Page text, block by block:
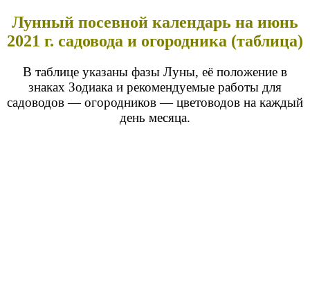
Лунный посевной календарь на июнь
2021 г. садовода и огородника (таблица)
В таблице указаны фазы Луны, её положение в
знаках Зодиака и рекомендуемые работы для
садоводов — огородников — цветоводов на каждый
день месяца.